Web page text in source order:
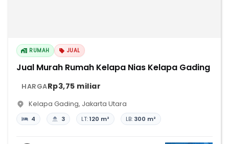
RUMAH JUAL
Jual Murah Rumah Kelapa Nias Kelapa Gading
HARGARp3,75 miliar
Kelapa Gading, Jakarta Utara
4 3 LT:120 m² LB: 300 m²